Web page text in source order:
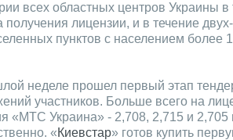
всех областных центров Украины
получения лицензии, и в течение
пунктов с населением более
неделе прошел первый этап
участников. Больше всего на
«МТС Украина» - 2,708, 2,715 и 2,705
«Киевстар» готов купить